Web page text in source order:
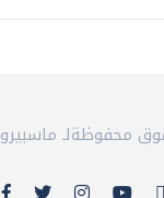
محفوظةلـ ماسبيرو